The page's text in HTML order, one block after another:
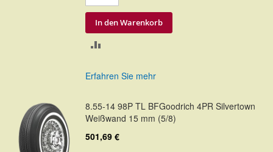
In den Warenkorb
Erfahren Sie mehr
8.55-14 98P TL BFGoodrich 4PR Silvertown
Weißwand 15 mm (5/8)
501,69 €